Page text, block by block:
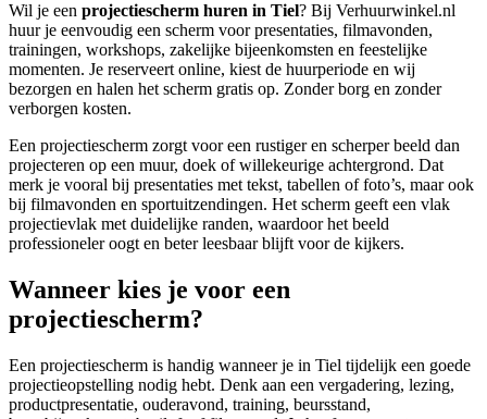
Wil je een projectiescherm huren in Tiel? Bij Verhuurwinkel.nl
huur je eenvoudig een scherm voor presentaties, filmavonden,
trainingen, workshops, zakelijke bijeenkomsten en feestelijke
momenten. Je reserveert online, kiest de huurperiode en wij
bezorgen en halen het scherm gratis op. Zonder borg en zonder
verborgen kosten.
Een projectiescherm zorgt voor een rustiger en scherper beeld dan
projecteren op een muur, doek of willekeurige achtergrond. Dat
merk je vooral bij presentaties met tekst, tabellen of foto’s, maar ook
bij filmavonden en sportuitzendingen. Het scherm geeft een vlak
projectievlak met duidelijke randen, waardoor het beeld
professioneler oogt en beter leesbaar blijft voor de kijkers.
Wanneer kies je voor een
projectiescherm?
Een projectiescherm is handig wanneer je in Tiel tijdelijk een goede
projectieopstelling nodig hebt. Denk aan een vergadering, lezing,
productpresentatie, ouderavond, training, beursstand,